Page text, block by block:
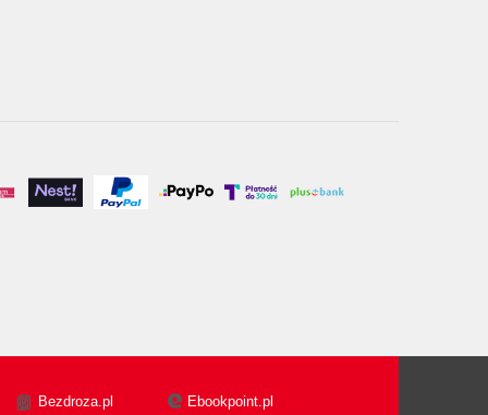
Bezdroza.pl Ebookpoint.pl